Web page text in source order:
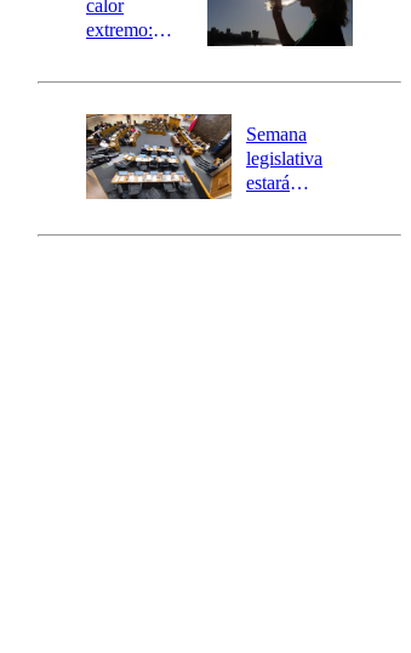
calor
extremo:
activa Alerta
Preventiva en
tres comunas
Semana
legislativa
estará
el fin de la